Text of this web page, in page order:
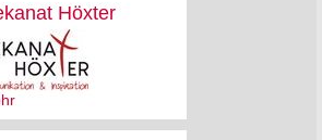
Höxter